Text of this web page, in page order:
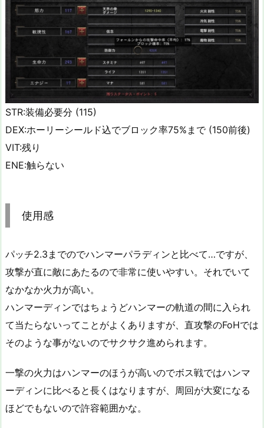
STR:装備必要分 (115)
DEX:ホーリーシールド込でブロック率75%まで (150前後)
VIT:残り
ENE:触らない
使用感
パッチ2.3までのでハンマーパラディンと比べて…ですが、
攻撃が直に敵にあたるので非常に使いやすい。それでいて
なかなか火力が高い。
ハンマーディンではちょうどハンマーの軌道の間に入られ
て当たらないってことがよくありますが、直攻撃のFoHでは
そのような事がないのでサクサク進められます。
一撃の火力はハンマーのほうが高いのでボス戦ではハンマ
ーディンに比べると長くはなりますが、周回が大変になる
ほどでもないので許容範囲かな。